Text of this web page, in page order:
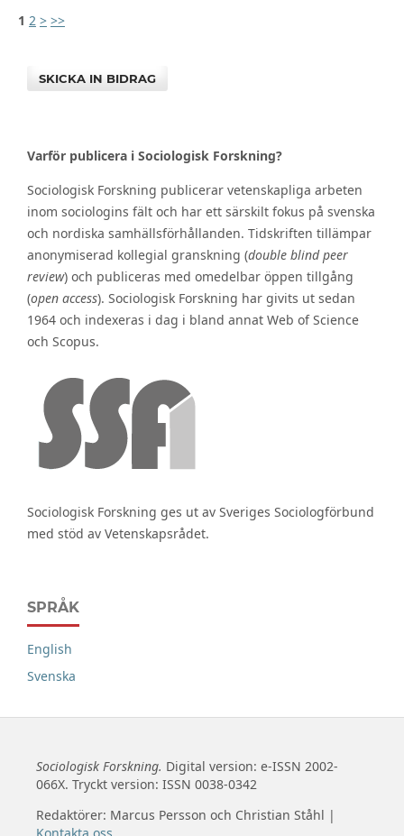
1 2 > >>
SKICKA IN BIDRAG
Varför publicera i Sociologisk Forskning?
Sociologisk Forskning publicerar vetenskapliga arbeten
inom sociologins fält och har ett särskilt fokus på svenska
och nordiska samhällsförhållanden. Tidskriften tillämpar
anonymiserad kollegial granskning (double blind peer
review) och publiceras med omedelbar öppen tillgång
(open access). Sociologisk Forskning har givits ut sedan
1964 och indexeras i dag i bland annat Web of Science
och Scopus.
Sociologisk Forskning ges ut av Sveriges Sociologförbund
med stöd av Vetenskapsrådet.
SPRÅK
English
Svenska
Sociologisk Forskning. Digital version: e-ISSN 2002-
066X. Tryckt version: ISSN 0038-0342
Redaktörer: Marcus Persson och Christian Ståhl |